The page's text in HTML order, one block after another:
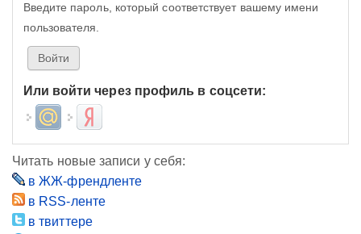
Введите пароль, который соответствует вашему имени
пользователя.
Или войти через профиль в соцсети:
Login with Mail.ruLogin with Яндекс
Читать новые записи у себя:
в ЖЖ-френдленте
в RSS-ленте
в твиттере